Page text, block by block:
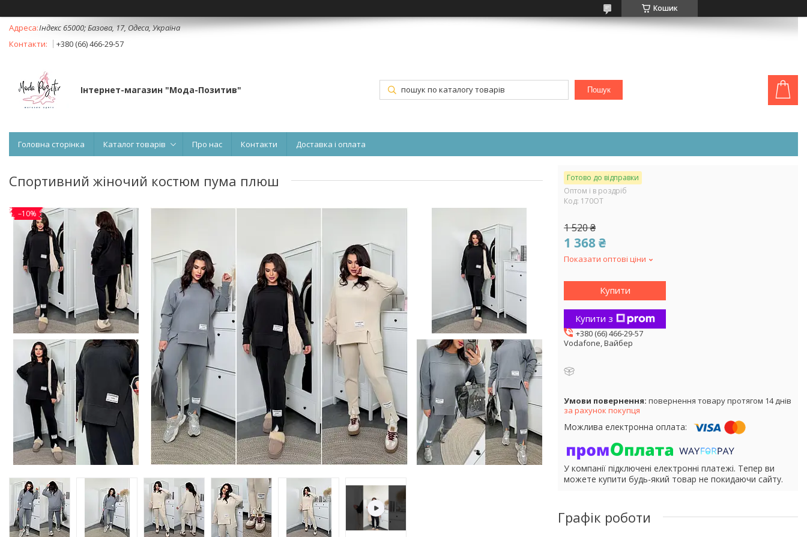
Кошик
Індекс 65000; Базова, 17, Одеса, Україна
+380 (66) 466-29-57
Інтернет-магазин "Мода-Позитив" Пошук
Головна сторінка Каталог товарів Про нас Контакти Доставка і оплата
Спортивний жіночий костюм пума плюш
–10%
Готово до відправки
Оптом і в роздріб
Код: 170ОТ
1 520 ₴
1 368 ₴
Показати оптові ціни
Купити
Купити з
+380 (66) 466-29-57
Vodafone, Вайбер
повернення товару протягом 14 днів
за рахунок покупця
У компанії підключені електронні платежі. Тепер ви
можете купити будь-який товар не покидаючи сайту.
Графік роботи